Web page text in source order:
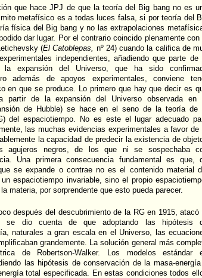
que hace JPJ de que la teoría del Big bang no es
metafísico es a todas luces falsa, si por teoría del
física del Big bang y no las extrapolaciones
dar lugar. Por el contrario coincido plenamente con
(El Catoblepas, nº 24) cuando la califica de
independientes, añadiendo que parte de
la expansión del Universo, que ha sido
además de apoyos experimentales, conviene
en que se produce. Lo primero que hay que decir es
partir de la expansión del Universo observada en
de Hubble) se hace en el seno de la teoría de
del espaciotiempo. No es este el lugar adecuado
las muchas evidencias experimentales a favor de
la capacidad de predecir la existencia de
agujeros negros, de los que ni se sospechaba
Una primera consecuencia fundamental es que,
se expande o contrae no es el contenido material
espaciotiempo invariable, sino el propio
materia, por sorprendente que esto pueda parecer.
después del descubrimiento de la RG en 1915, atacó
se dio cuenta de que adoptando las hipótesis
naturales a gran escala en el Universo, las
grandemente. La solución general más
de Robertson-Walker. Los modelos estándar
las hipótesis de conservación de la masa-
total especificada. En estas condiciones todos